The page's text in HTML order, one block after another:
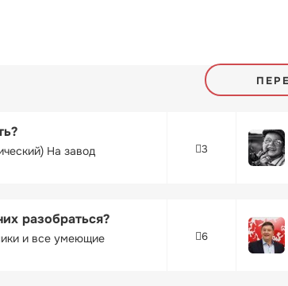
На завод
3
разобраться?
и все умеющие
6